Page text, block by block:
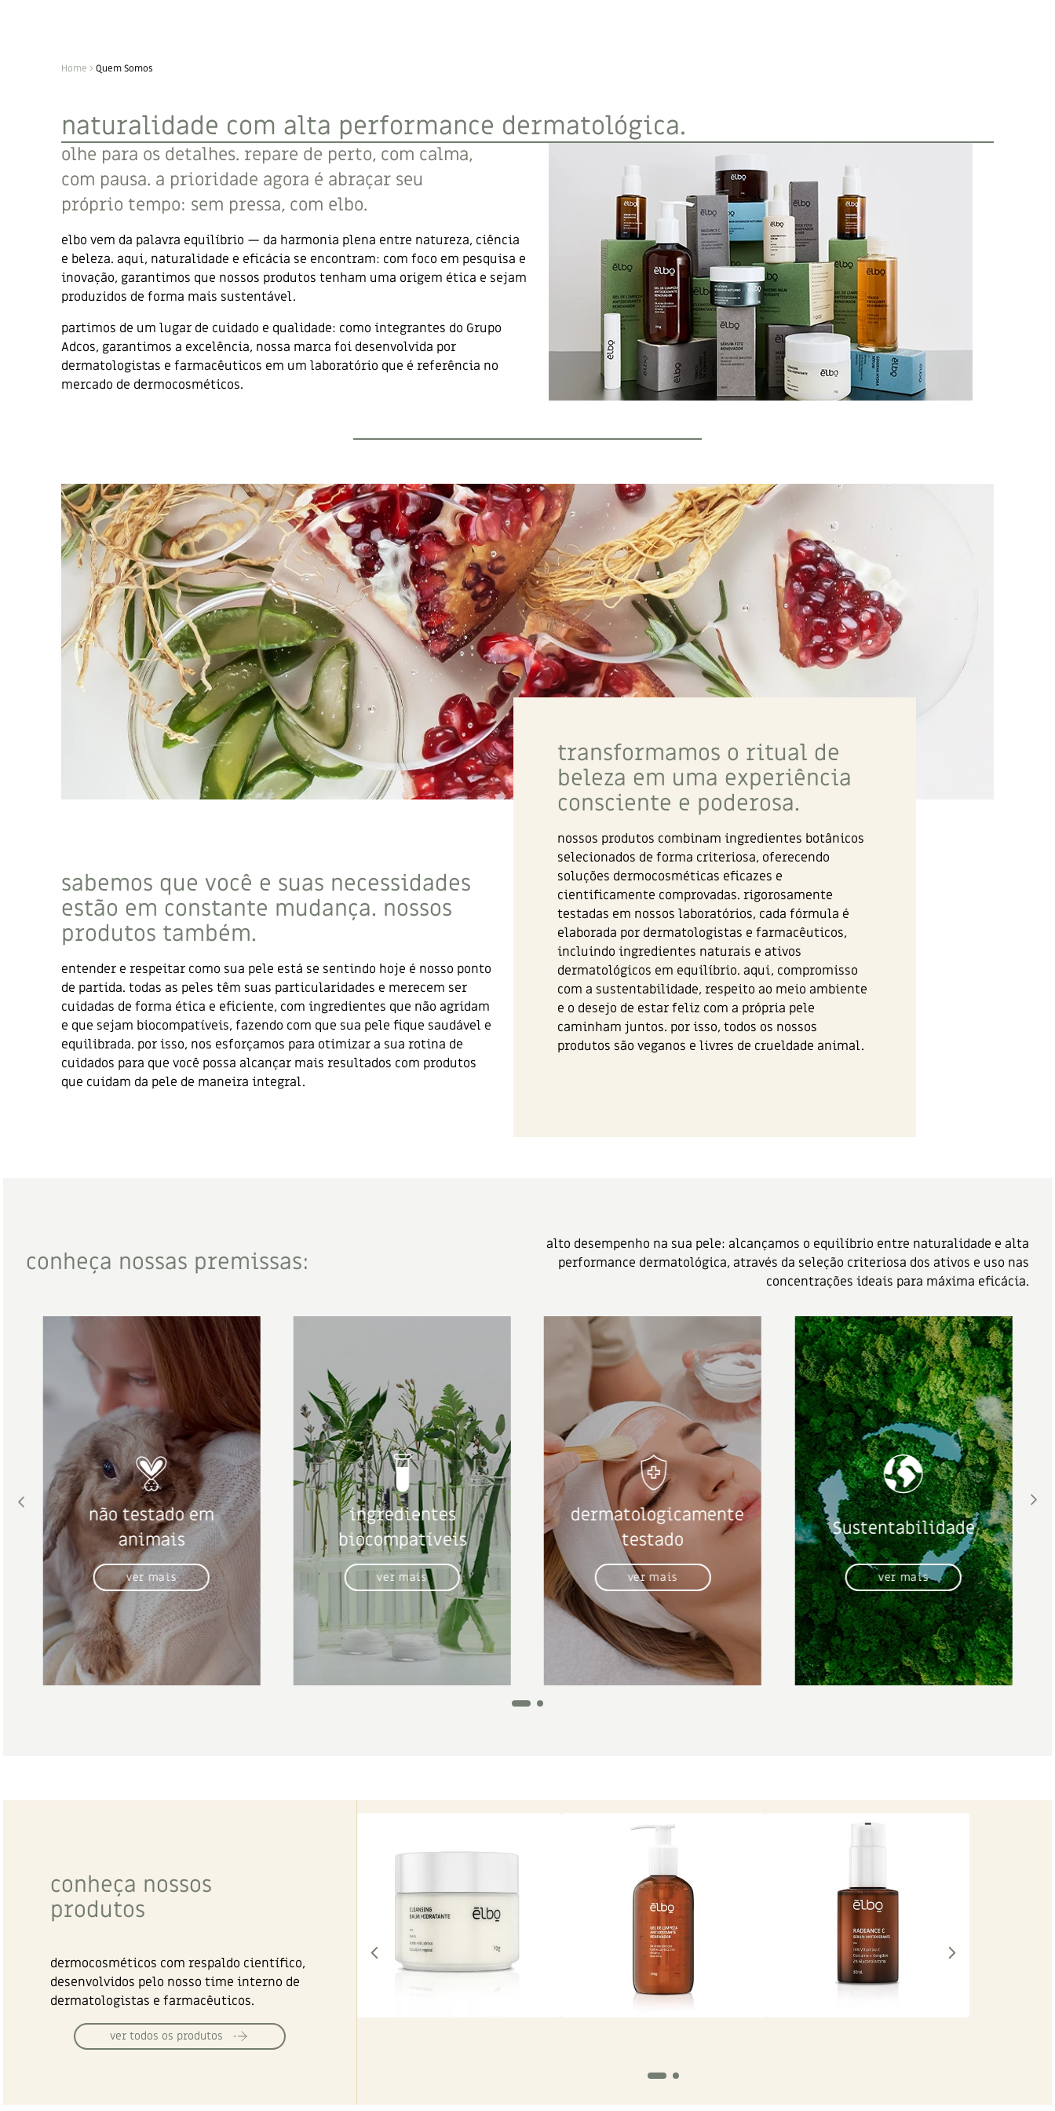
Home Quem Somos
naturalidade com alta performance dermatológica.
olhe para os detalhes. repare de perto, com calma,
com pausa. a prioridade agora é abraçar seu
próprio tempo: sem pressa, com elbo.
elbo vem da palavra equilíbrio — da harmonia plena entre natureza, ciência
e beleza. aqui, naturalidade e eficácia se encontram: com foco em pesquisa e
inovação, garantimos que nossos produtos tenham uma origem ética e sejam
produzidos de forma mais sustentável.
partimos de um lugar de cuidado e qualidade: como integrantes do Grupo
Adcos, garantimos a excelência, nossa marca foi desenvolvida por
dermatologistas e farmacêuticos em um laboratório que é referência no
mercado de dermocosméticos.
sabemos que você e suas necessidades
estão em constante mudança. nossos
produtos também.
entender e respeitar como sua pele está se sentindo hoje é nosso ponto
de partida. todas as peles têm suas particularidades e merecem ser
cuidadas de forma ética e eficiente, com ingredientes que não agridam
e que sejam biocompatíveis, fazendo com que sua pele fique saudável e
equilibrada. por isso, nos esforçamos para otimizar a sua rotina de
cuidados para que você possa alcançar mais resultados com produtos
que cuidam da pele de maneira integral.
transformamos o ritual de
beleza em uma experiência
consciente e poderosa.
nossos produtos combinam ingredientes botânicos
selecionados de forma criteriosa, oferecendo
soluções dermocosméticas eficazes e
cientificamente comprovadas. rigorosamente
testadas em nossos laboratórios, cada fórmula é
elaborada por dermatologistas e farmacêuticos,
incluindo ingredientes naturais e ativos
dermatológicos em equilíbrio. aqui, compromisso
com a sustentabilidade, respeito ao meio ambiente
e o desejo de estar feliz com a própria pele
caminham juntos. por isso, todos os nossos
produtos são veganos e livres de crueldade animal.
conheça nossas premissas:
alto desempenho na sua pele: alcançamos o equilíbrio entre naturalidade e alta
performance dermatológica, através da seleção criteriosa dos ativos e uso nas
concentrações ideais para máxima eficácia.
não testado em
animais
ver mais
ingredientes
biocompatíveis
ver mais
dermatologicamente
testado
ver mais
Sustentabilidade
ver mais
conheça nossos
produtos
dermocosméticos com respaldo científico,
desenvolvidos pelo nosso time interno de
dermatologistas e farmacêuticos.
ver todos os produtos